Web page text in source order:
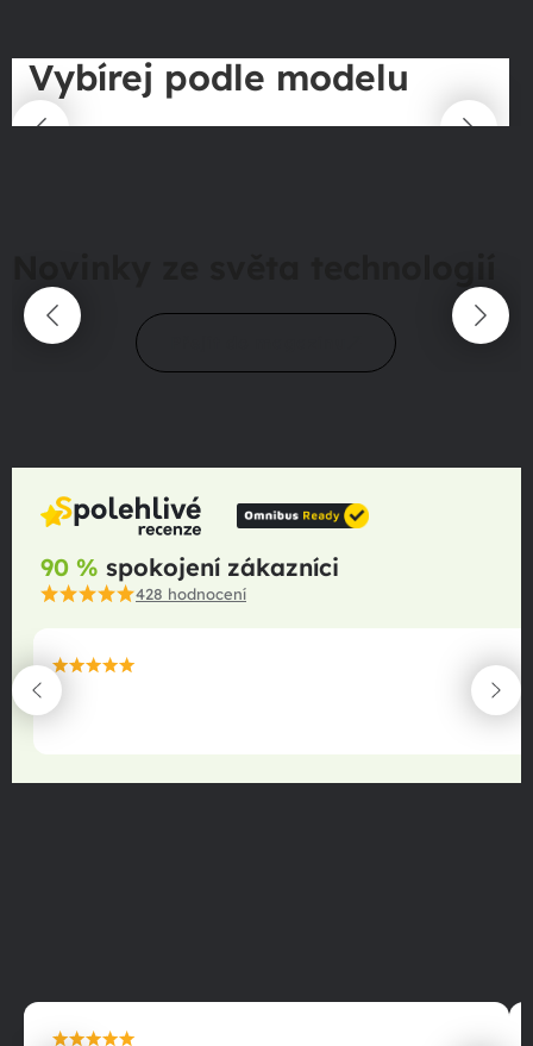
Vybírej podle modelu
90 % spokojení zákazníci
428 hodnocení
maximální spokojenost
22.06.2025